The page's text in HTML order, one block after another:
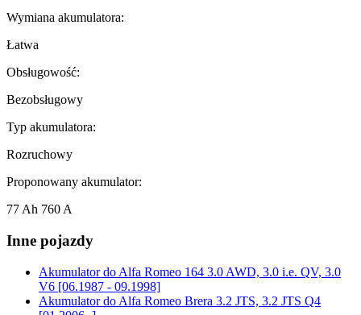
Wymiana akumulatora:
Łatwa
Obsługowość:
Bezobsługowy
Typ akumulatora:
Rozruchowy
Proponowany akumulator:
77 Ah 760 A
Inne pojazdy
Akumulator do Alfa Romeo 164 3.0 AWD, 3.0 i.e. QV, 3.0
V6 [06.1987 - 09.1998]
Akumulator do Alfa Romeo Brera 3.2 JTS, 3.2 JTS Q4